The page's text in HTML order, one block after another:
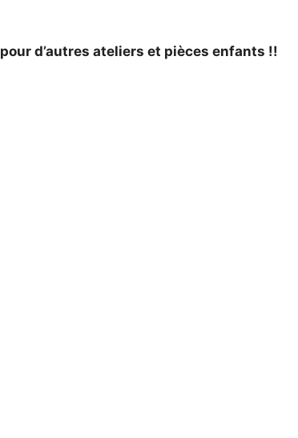
pour d’autres ateliers et pièces enfants !!